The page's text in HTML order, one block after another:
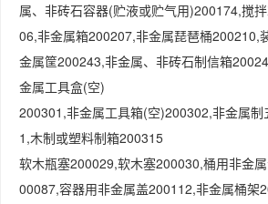
属、非砖石容器(贮液或贮气用)200174,搅
06,非金属箱200207,非金属琵琶桶200210,
金属筐200243,非金属、非砖石制信箱
金属工具盒(空)
200301,非金属工具箱(空)200302,非金属制
1,木制或塑料制箱200315
软木瓶塞200029,软木塞200030,桶用非金
00087,容器用非金属盖200112,非金属桶架